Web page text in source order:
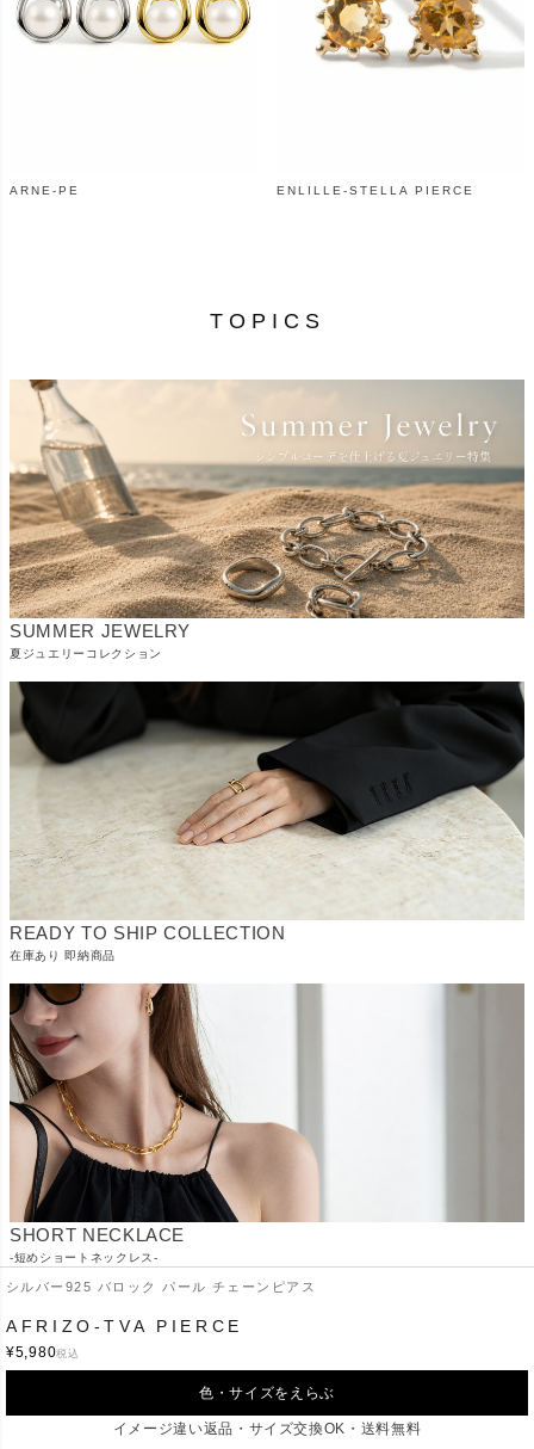
シルバー925 バロック パール チェーンピアス
AFRIZO-TVA PIERCE
¥5,980税込
色・サイズをえらぶ
イメージ違い返品・サイズ交換OK・送料無料
ARNE-PE ENLILLE-STELLA PIERCE
TOPICS
SUMMER JEWELRY
夏ジュエリーコレクション
READY TO SHIP COLLECTION
在庫あり 即納商品
SHORT NECKLACE
-短めショートネックレス-